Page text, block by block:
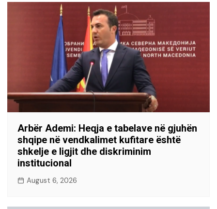
Arbër Ademi: Heqja e tabelave në gjuhën
shqipe në vendkalimet kufitare është
shkelje e ligjit dhe diskriminim
institucional
August 6, 2026